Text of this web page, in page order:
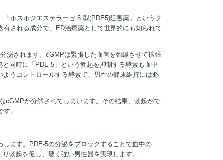
ホスホジエステラーゼ 5 型(PDE5)阻害薬」というク
有される成分で、ED治療薬として世界的にも知られて
泌されます。cGMPは緊張した血管を弛緩させて拡張
同時に「PDE-5」という勃起を抑制する酵素も血中
うコントロールする酵素で、男性の健康維持には必
cGMPが分解されてしまいます。その結果、勃起がで
。
ます。PDE-5の分泌をブロックすることで血中の
勃起を促し、硬く強い男性器を実現します。